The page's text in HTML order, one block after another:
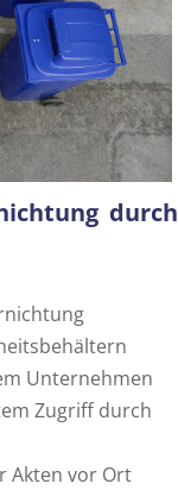
durch
Unternehmen
Zugriff durch
Akten vor Ort